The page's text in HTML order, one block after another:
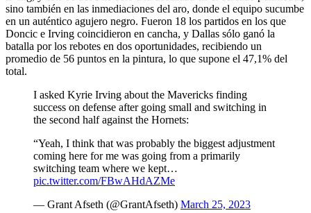
sino también en las inmediaciones del aro, donde el equipo sucumbe
en un auténtico agujero negro. Fueron 18 los partidos en los que
Doncic e Irving coincidieron en cancha, y Dallas sólo ganó la
batalla por los rebotes en dos oportunidades, recibiendo un
promedio de 56 puntos en la pintura, lo que supone el 47,1% del
total.
I asked Kyrie Irving about the Mavericks finding
success on defense after going small and switching in
the second half against the Hornets:
“Yeah, I think that was probably the biggest adjustment
coming here for me was going from a primarily
switching team where we kept…
pic.twitter.com/FBwAHdAZMe
— Grant Afseth (@GrantAfseth) March 25, 2023